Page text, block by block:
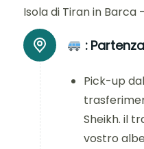
Isola di Tiran in Barca
:
Pick-up
Sheikh. il
vostro